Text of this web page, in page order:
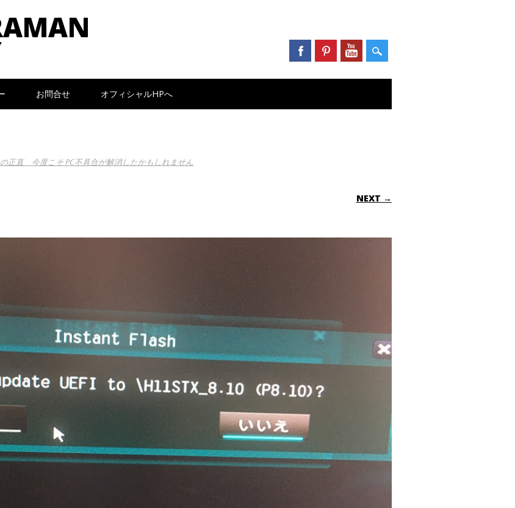
お問合せ オフィシャルHPへ
正直 今度こそ PC不具合が解消したかもしれません
NEXT →